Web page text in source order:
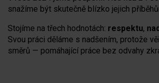
snažíme být skutečně blízko jejich
Stojíme na třech hodnotách: respektu,
Svou práci děláme s nadšením, protože
směrů — pomáhající práce bez odvahy